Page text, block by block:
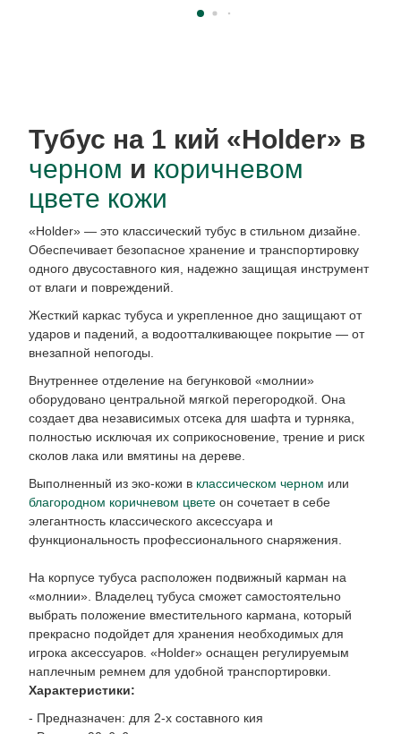
Тубус на 1 кий «Holder» в
черном и коричневом
цвете кожи
«Holder» — это классический тубус в стильном дизайне.
Обеспечивает безопасное хранение и транспортировку
одного двусоставного кия, надежно защищая инструмент
от влаги и повреждений.
Жесткий каркас тубуса и укрепленное дно защищают от
ударов и падений, а водоотталкивающее покрытие — от
внезапной непогоды.
Внутреннее отделение на бегунковой «молнии»
оборудовано центральной мягкой перегородкой. Она
создает два независимых отсека для шафта и турняка,
полностью исключая их соприкосновение, трение и риск
сколов лака или вмятины на дереве.
Выполненный из эко-кожи в классическом черном или
благородном коричневом цветеон сочетает в себе
элегантность классического аксессуара и
функциональность профессионального снаряжения.
На корпусе тубуса расположен подвижный карман на
«молнии». Владелец тубуса сможет самостоятельно
выбрать положение вместительного кармана, который
прекрасно подойдет для хранения необходимых для
игрока аксессуаров. «Holder» оснащен регулируемым
наплечным ремнем для удобной транспортировки.
Характеристики:
- Предназначен: для 2-х составного кия